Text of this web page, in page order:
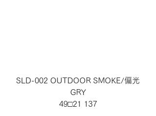
SLD-002 OUTDOOR SMOKE/偏光
GRY
49□21 137